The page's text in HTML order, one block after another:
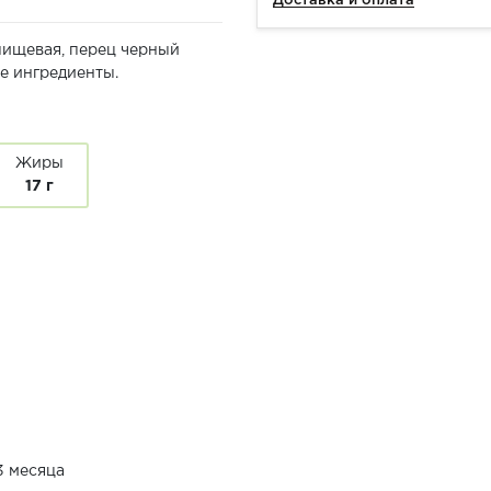
перец черный
ингредиенты.
Жиры
17 г
месяца